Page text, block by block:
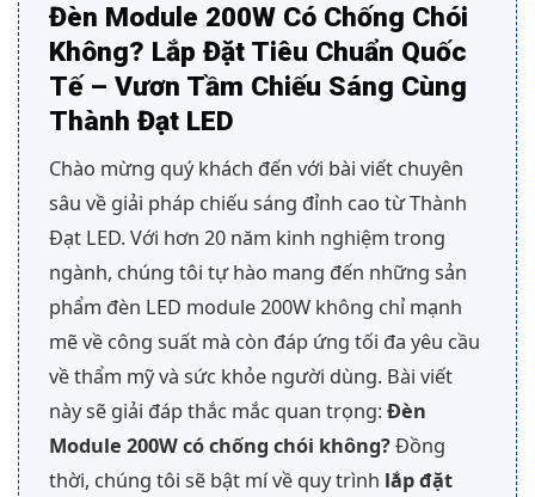
Đèn Module 200W Có Chống Chói
Không? Lắp Đặt Tiêu Chuẩn Quốc
Tế – Vươn Tầm Chiếu Sáng Cùng
Thành Đạt LED
Chào mừng quý khách đến với bài viết chuyên
sâu về giải pháp chiếu sáng đỉnh cao từ Thành
Đạt LED. Với hơn 20 năm kinh nghiệm trong
ngành, chúng tôi tự hào mang đến những sản
phẩm đèn LED module 200W không chỉ mạnh
mẽ về công suất mà còn đáp ứng tối đa yêu cầu
về thẩm mỹ và sức khỏe người dùng. Bài viết
này sẽ giải đáp thắc mắc quan trọng: Đèn
Module 200W có chống chói không?Đồng
thời, chúng tôi sẽ bật mí về quy trình lắp đặt